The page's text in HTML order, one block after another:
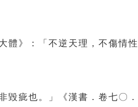
體》：「不逆天理，不傷情
毀疵也。」《漢書．卷七〇